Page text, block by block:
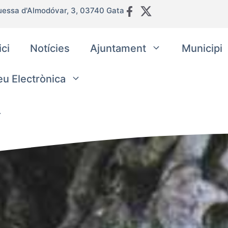
d'Almodóvar, 3, 03740 Gata
Notícies Ajuntament Municipi
Electrònica